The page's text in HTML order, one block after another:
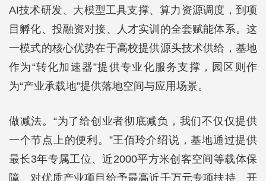
AI技术研发、大模型工具支撑、算力资源调度，到项
目孵化、投融资对接、人才实训的全套赋能体系。这
一模式的核心优势在于高校提供源头技术供给，基地
作为“转化加速器”提供专业化服务支撑，园区则作
为“产业承载地”提供落地空间与应用场景。
做减法。“为了给创业者彻底减负，我们不仅仅提供
一个节点上的便利。”王佰玲介绍说，基地通过提供
最长3年专属工位、近2000平方米创客空间等载体保
障、对优质产业项目给予最高近千万元专项扶持、开